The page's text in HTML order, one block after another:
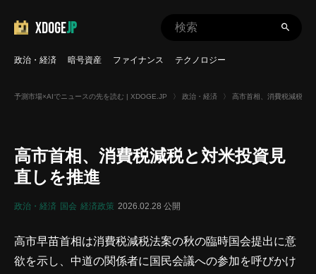
XDOGEJP
政治・経済 暗号資産 ファイナンス テクノロジー
予測市場×AIでニュースの先を読む | XDOGE.JP 〉 政治・経済 〉 高市首相、消費税減税と
高市首相、消費税減税と対米投資見
直しを推進
政治・経済 国会 経済政策 2026.02.28 公開
高市早苗首相は消費税減税法案の秋の臨時国会提出に意
欲を示し、中道の関係者に国民会議への参加を呼びかけ